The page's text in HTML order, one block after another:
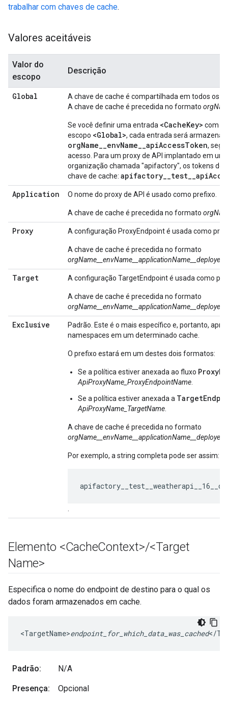
trabalhar com chaves de cache.
Valores aceitáveis
Valor do
escopo
Descrição
Global
A chave de cache é compartilhada em todos os
A chave de cache é precedida no formato
Se você definir uma entrada <CacheKey> com o
escopo <Global>, cada entrada será
orgName__envName__apiAccessToken,
acesso. Para um proxy de API implantado em
organização chamada "apifactory", os tokens de
chave de cache:
Application
O nome do proxy de API é usado como prefixo.
A chave de cache é precedida no formato
Proxy A configuração ProxyEndpoint é usada como
A chave de cache é precedida no formato
orgName__envName__ application
Target A configuração TargetEndpoint é usada como
A chave de cache é precedida no formato
orgName__envName__ application
Exclusive
Padrão. Este é o mais específico e, portanto,
namespaces em um determinado cache.
O prefixo estará em um destes dois formatos:
Se a política estiver anexada ao fluxo
ApiProxyName_ProxyEndpointName
Se a política estiver anexada a
ApiProxyName_TargetName
A chave de cache é precedida no formato
orgName__envName__ application
Por exemplo, a string completa pode ser assim:
Elemento <CacheContext>/<Target
Name>
Especifica o nome do endpoint de destino para o qual os
dados foram armazenados em cache.
<TargetName>endpoint_for_which_data_was_cached</
Padrão: N/A
Presença: Opcional